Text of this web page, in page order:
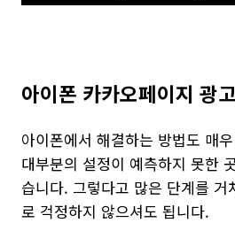
아이폰 카카오페이지 광
아이폰에서 해결하는 방법도 매
대부분의 설정이 예측하지 못한
습니다. 그렇다고 많은 단계를 거
로 걱정하지 않으셔도 됩니다.